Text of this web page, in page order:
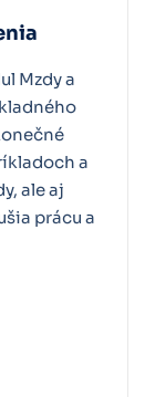
k
+
a
Mzdy a
a
ale aj
prácu a